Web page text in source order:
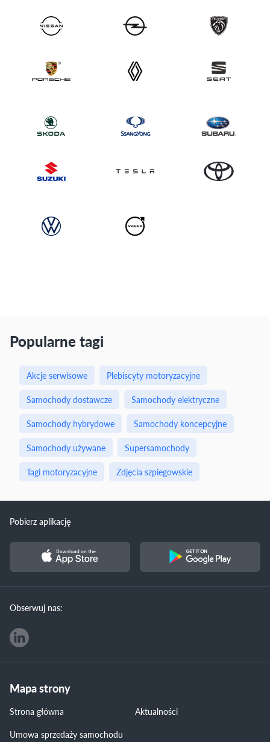
Popularne tagi
Akcje serwisowe
Plebiscyty motoryzacyjne
Samochody dostawcze
Samochody elektryczne
Samochody hybrydowe
Samochody koncepcyjne
Samochody używane
Supersamochody
Tagi motoryzacyjne
Zdjęcia szpiegowskie
Pobierz aplikację
Obserwuj nas:
Mapa strony
Strona główna
Aktualności
Umowa sprzedaży samochodu